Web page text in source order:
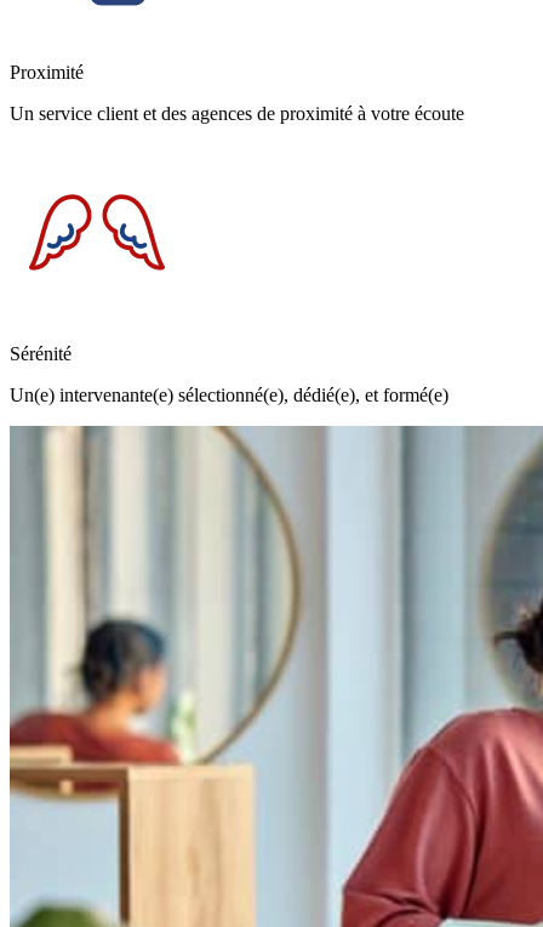
Proximité
Un service client et des agences de proximité à votre écoute
Sérénité
Un(e) intervenante(e) sélectionné(e), dédié(e), et formé(e)